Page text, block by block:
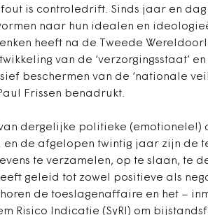
is controledrift. Sinds jaar en
naar hun idealen en
heeft na de Tweede
van de ‘verzorgingsstaat’
beschermen van de ‘nationale
Frissen benadrukt.
dergelijke politieke (emotionele!)
de afgelopen twintig jaar zijn de
te verzamelen, op te slaan, te
geleid tot zowel positieve als
de toeslagenaffaire en het –
Risico Indicatie (SyRI) om